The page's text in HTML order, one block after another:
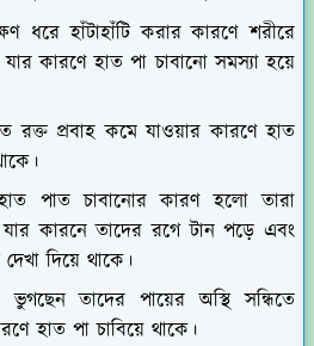
ধরে হাঁটাহাঁটি করার কারণে শরীরে
কারণে হাত পা চাবানো সমস্যা হয়ে
রক্ত প্রবাহ কমে যাওয়ার কারণে হাত
হাত পাত চাবানোর কারণ হলো তারা
যার কারনে তাদের রগে টান পড়ে এবং
দিয়ে থাকে।
ভুগছেন তাদের পায়ের অস্থি সন্ধিতে
হাত পা চাবিয়ে থাকে।